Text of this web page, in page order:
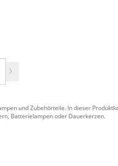
und Zubehörteile. In dieser
Batterielampen oder Dauerkerzen.